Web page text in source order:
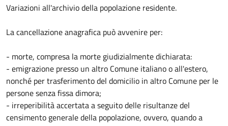
Variazioni all'archivio della popolazione residente.
La cancellazione anagrafica può avvenire per:
- morte, compresa la morte giudizialmente dichiarata:
- emigrazione presso un altro Comune italiano o all'estero,
nonché per trasferimento del domicilio in altro Comune per le
persone senza fissa dimora;
- irreperibilità accertata a seguito delle risultanze del
censimento generale della popolazione, ovvero, quando a